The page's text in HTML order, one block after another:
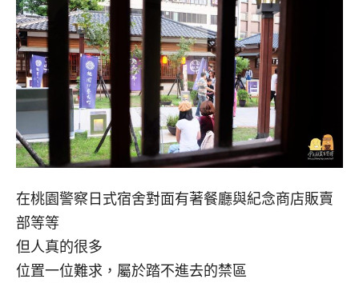
在桃園警察日式宿舍對面有著餐廳與紀念商店販賣
部等等
但人真的很多
位置一位難求，屬於踏不進去的禁區